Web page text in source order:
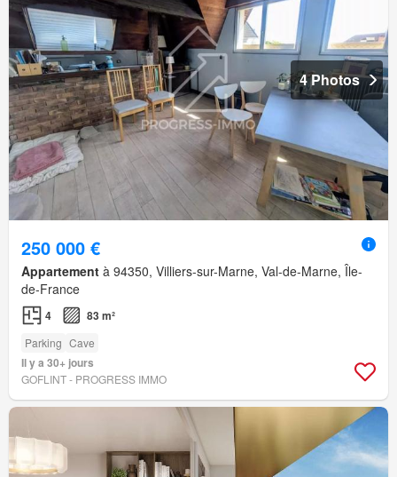
4 Photos
250 000 €
Appartement à 94350, Villiers-sur-Marne, Val-de-Marne, Île-
de-France
4 83 m²
Parking Cave
Il y a 30+ jours
GOFLINT - PROGRESS IMMO